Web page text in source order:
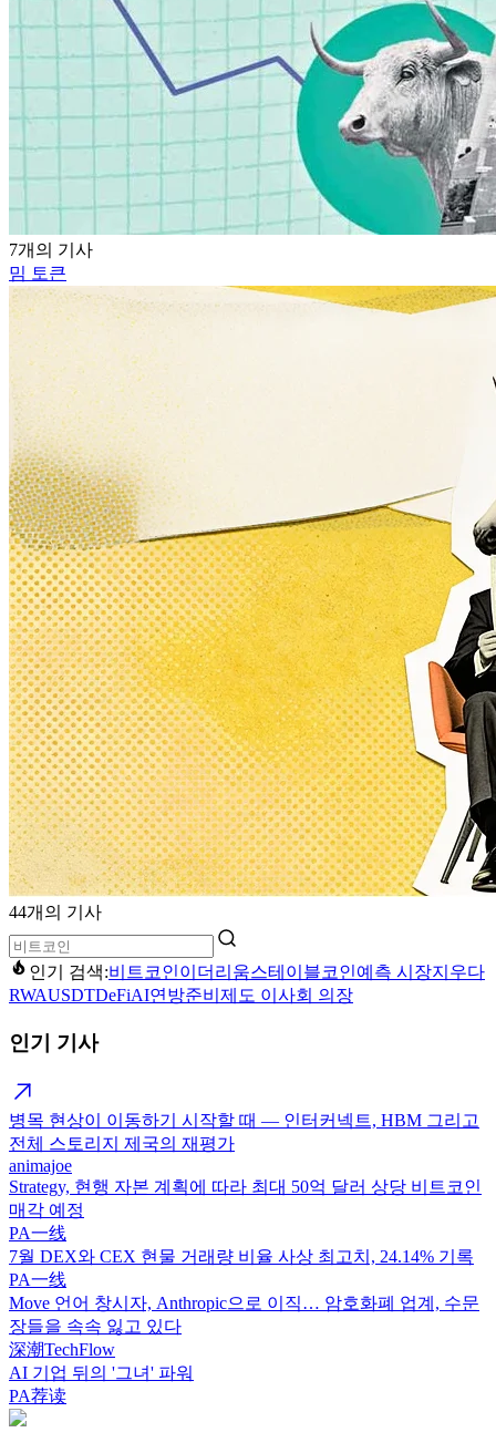
7개의 기사
밈 토큰
44개의 기사
인기 검색:비트코인이더리움스테이블코인예측 시장지우다
RWAUSDTDeFiAI연방준비제도 이사회 의장
인기 기사
병목 현상이 이동하기 시작할 때 — 인터커넥트, HBM 그리고
전체 스토리지 제국의 재평가
animajoe
Strategy, 현행 자본 계획에 따라 최대 50억 달러 상당 비트코인
매각 예정
PA一线
7월 DEX와 CEX 현물 거래량 비율 사상 최고치, 24.14% 기록
PA一线
Move 언어 창시자, Anthropic으로 이직… 암호화폐 업계, 수문
장들을 속속 잃고 있다
深潮TechFlow
AI 기업 뒤의 '그녀' 파워
PA荐读